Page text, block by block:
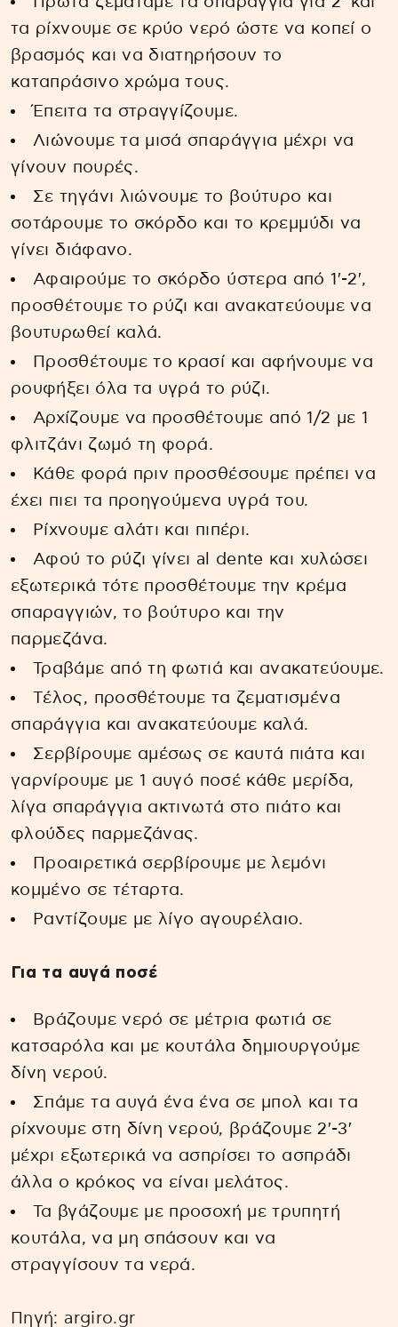
τα ρίχνουμε σε κρύο νερό ώστε να κοπεί ο
βρασμός και να διατηρήσουν το
καταπράσινο χρώμα τους.
Έπειτα τα στραγγίζουμε.
Λιώνουμε τα μισά σπαράγγια μέχρι να
γίνουν πουρές.
Σε τηγάνι λιώνουμε το βούτυρο και
σοτάρουμε το σκόρδο και το κρεμμύδι να
γίνει διάφανο.
Αφαιρούμε το σκόρδο ύστερα από 1′-2′,
προσθέτουμε το ρύζι και ανακατεύουμε να
βουτυρωθεί καλά.
Προσθέτουμε το κρασί και αφήνουμε να
ρουφήξει όλα τα υγρά το ρύζι.
Αρχίζουμε να προσθέτουμε από 1/2 με 1
φλιτζάνι ζωμό τη φορά.
Κάθε φορά πριν προσθέσουμε πρέπει να
έχει πιει τα προηγούμενα υγρά του.
Ρίχνουμε αλάτι και πιπέρι.
Αφού το ρύζι γίνει al dente και χυλώσει
εξωτερικά τότε προσθέτουμε την κρέμα
σπαραγγιών, το βούτυρο και την
παρμεζάνα.
Τραβάμε από τη φωτιά και ανακατεύουμε.
Tέλος, προσθέτουμε τα ζεματισμένα
σπαράγγια και ανακατεύουμε καλά.
Σερβίρουμε αμέσως σε καυτά πιάτα και
γαρνίρουμε με 1 αυγό ποσέ κάθε μερίδα,
λίγα σπαράγγια ακτινωτά στο πιάτο και
φλούδες παρμεζάνας.
Προαιρετικά σερβίρουμε με λεμόνι
κομμένο σε τέταρτα.
Ραντίζουμε με λίγο αγουρέλαιο.
Για τα αυγά ποσέ
Βράζουμε νερό σε μέτρια φωτιά σε
κατσαρόλα και με κουτάλα δημιουργούμε
δίνη νερού.
Σπάμε τα αυγά ένα ένα σε μπολ και τα
ρίχνουμε στη δίνη νερού, βράζουμε 2′-3′
μέχρι εξωτερικά να ασπρίσει το ασπράδι
άλλα ο κρόκος να είναι μελάτος.
Τα βγάζουμε με προσοχή με τρυπητή
κουτάλα, να μη σπάσουν και να
στραγγίσουν τα νερά.
Πηγή: argiro.gr